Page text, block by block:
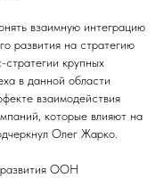
взаимную интеграцию
развития на стратегию
крупных
в данной области
взаимодействия
которые влияют на
Олег Жарко.
развития ООН